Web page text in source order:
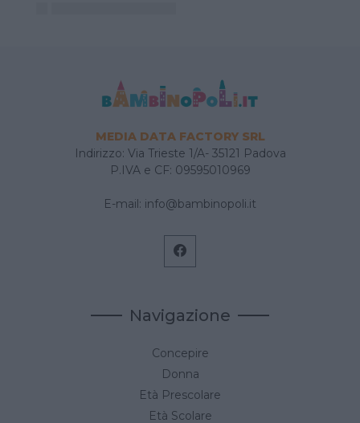
MEDIA DATA FACTORY SRL
Indirizzo: Via Trieste 1/A- 35121 Padova
P.IVA e CF: 09595010969
E-mail: info@bambinopoli.it
Navigazione
Concepire
Donna
Età Prescolare
Età Scolare